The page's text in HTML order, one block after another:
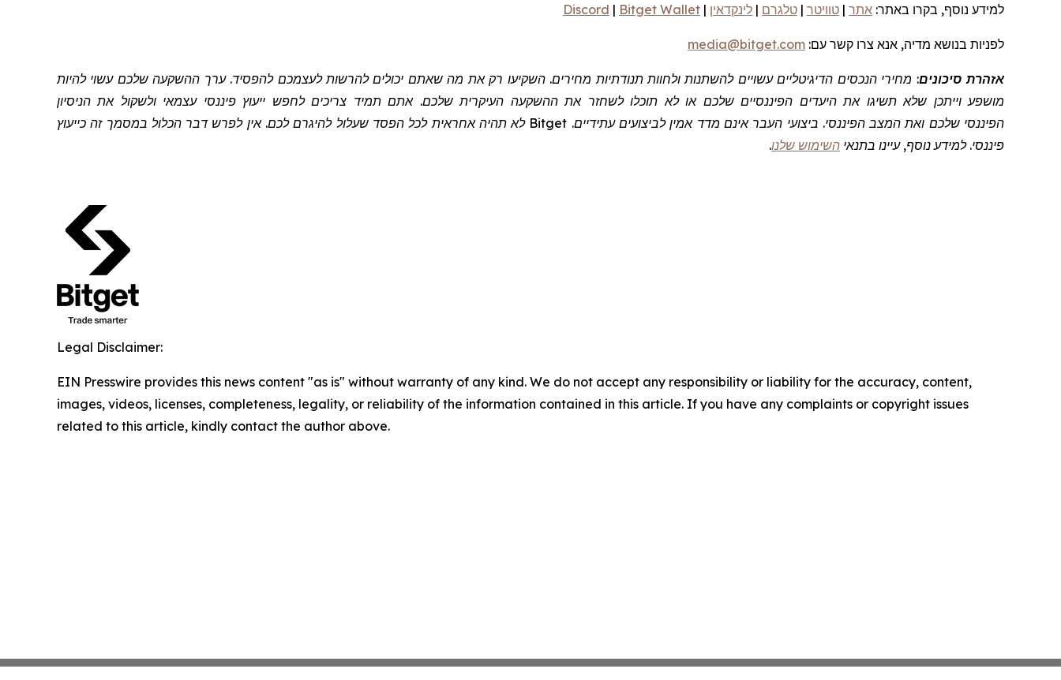
למידע נוסף, בקרו באתר: אתר | טוויטר | טלגרם | לינקדאין |
Discord | Bitget Wallet
לפניות בנושא מדיה, אנא צרו קשר עם: media@bitget.com
אזהרת סיכונים: מחירי הנכסים הדיגיטליים עשויים להשתנות ולחוות תנודתיות מחירים. השקיעו רק את מה שאתם יכולים להרשות לעצמכם להפסיד. ערך ההשקעה שלכם עשוי להיות
מושפע וייתכן שלא תשיגו את היעדים הפיננסיים שלכם או לא תוכלו לשחזר את ההשקעה העיקרית שלכם. אתם תמיד צריכים לחפש ייעוץ פיננסי עצמאי ולשקול את הניסיון
הפיננסי שלכם ואת המצב הפיננסי. ביצועי העבר אינם מדד אמין לביצועים עתידיים. Bitget לא תהיה אחראית לכל הפסד שעלול להיגרם לכם. אין לפרש דבר הכלול במסמך זה כייעוץ
פיננסי. למידע נוסף, עיינו בתנאי השימוש שלנו.
Legal Disclaimer:
EIN Presswire provides this news content "as is" without warranty of any kind. We do not accept any responsibility or liability for the accuracy, content,
images, videos, licenses, completeness, legality, or reliability of the information contained in this article. If you have any complaints or copyright issues
related to this article, kindly contact the author above.